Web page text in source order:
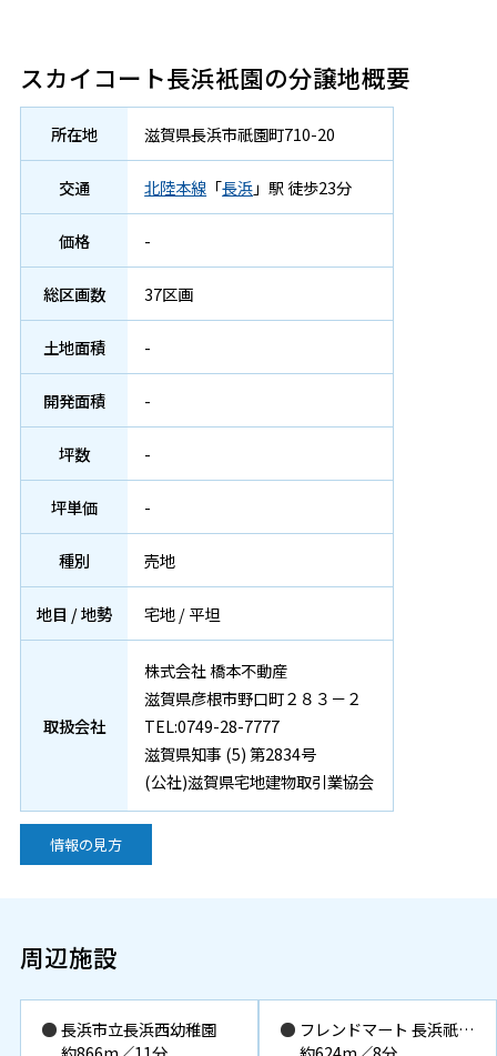
スカイコート長浜衹園の分譲地概要
所在地 滋賀県長浜市祇園町710-20
交通 北陸本線 「長浜」駅 徒歩23分
価格 -
総区画数 37区画
土地面積 -
開発面積 -
坪数 -
坪単価 -
種別 売地
地目 / 地勢 宅地 / 平坦
取扱会社
株式会社 橋本不動産
滋賀県彦根市野口町２８３－２
TEL:0749-28-7777
滋賀県知事 (5) 第2834号
(公社)滋賀県宅地建物取引業協会
情報の見方
周辺施設
長浜市立長浜西幼稚園
フレンドマート 長浜祇園店